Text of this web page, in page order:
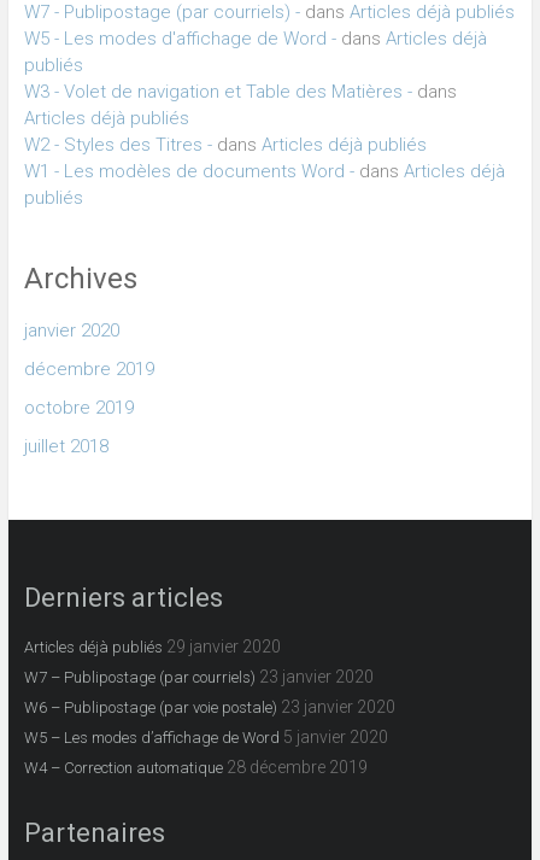
W7 - Publipostage (par courriels) -dans Articles déjà publiés
W5 - Les modes d'affichage de Word -dans Articles déjà
publiés
W3 - Volet de navigation et Table des Matières -dans
Articles déjà publiés
W2 - Styles des Titres -dans Articles déjà publiés
W1 - Les modèles de documents Word -dans Articles déjà
publiés
Archives
janvier 2020
décembre 2019
octobre 2019
juillet 2018
Derniers articles
Articles déjà publiés 29 janvier 2020
W7 – Publipostage (par courriels) 23 janvier 2020
W6 – Publipostage (par voie postale) 23 janvier 2020
W5 – Les modes d’affichage de Word 5 janvier 2020
W4 – Correction automatique 28 décembre 2019
Partenaires